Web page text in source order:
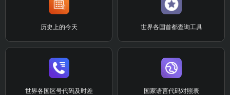
历史上的今天 世界各国首都查询工具
世界各国区号代码及时差 国家语言代码对照表